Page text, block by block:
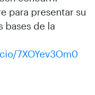
para presentar su
bases de la
7XOYev3Om0